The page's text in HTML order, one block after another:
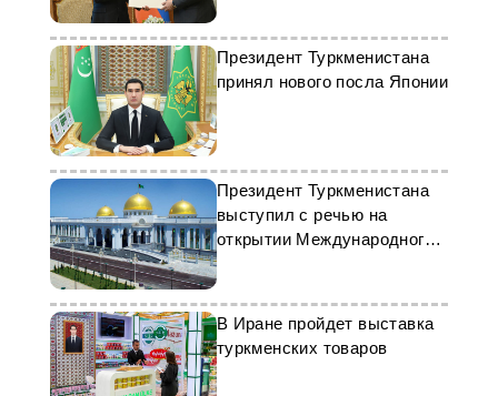
Президент Туркменистана
принял нового посла Японии
Президент Туркменистана
выступил с речью на
открытии Международного
аэропорта Балканабата
В Иране пройдет выставка
туркменских товаров